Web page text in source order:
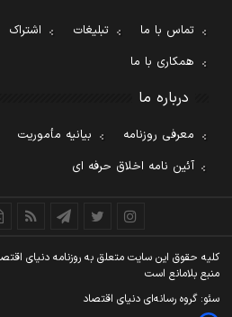
تماس با ما تبلیغات اشتراک
همکاری با ما
درباره ما
معرفی روزنامه
بیانیه مأموریت
آئین نامه اخلاق حرفه ای
کليه حقوق اين سايت متعلق به روزنامه دنيای
منبع بلامانع است
سئو: گروه رسانه‌ای دنیای اقتصاد